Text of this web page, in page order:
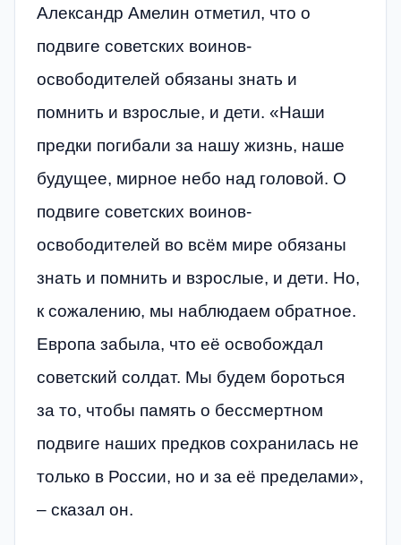
Александр Амелин отметил, что о
подвиге советских воинов-
освободителей обязаны знать и
помнить и взрослые, и дети. «Наши
предки погибали за нашу жизнь, наше
будущее, мирное небо над головой. О
подвиге советских воинов-
освободителей во всём мире обязаны
знать и помнить и взрослые, и дети. Но,
к сожалению, мы наблюдаем обратное.
Европа забыла, что её освобождал
советский солдат. Мы будем бороться
за то, чтобы память о бессмертном
подвиге наших предков сохранилась не
только в России, но и за её пределами»,
– сказал он.